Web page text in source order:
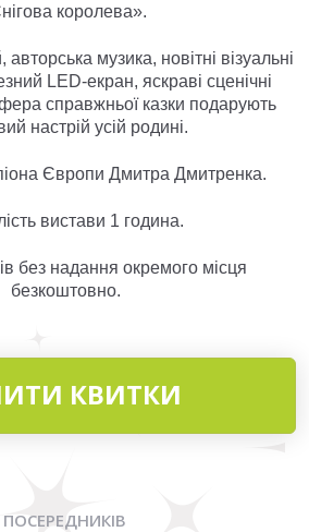
королева».
музика, новітні візуальні
LED-екран, яскраві сценічні
справжньої казки подарують
настрій усій родині.
Європи Дмитра Дмитренка.
вистави 1 година.
без надання окремого місця
безкоштовно.
КВИТКИ
ПОСЕРЕДНИКІВ